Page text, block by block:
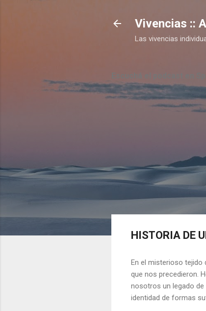
Vivencias ::
Las vivencias
HISTORIA DE
En el misterioso tejido
que nos precedieron.
nosotros un legado de
identidad de formas